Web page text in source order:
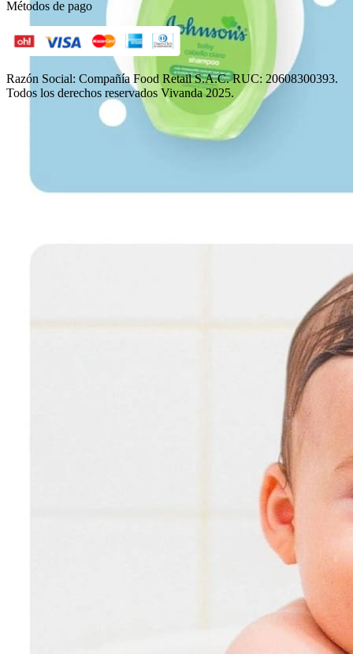
Métodos de pago
Razón Social: Compañía Food Retail S.A.C. RUC: 20608300393.
Todos los derechos reservados Vivanda 2025.